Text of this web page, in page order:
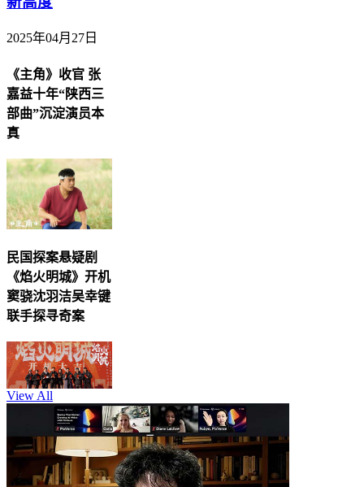
2025年04月27日
《主角》收官 张
嘉益十年“陕西三
部曲”沉淀演员本
真
民国探案悬疑剧
《焰火明城》开机
窦骁沈羽洁吴幸键
联手探寻奇案
View All